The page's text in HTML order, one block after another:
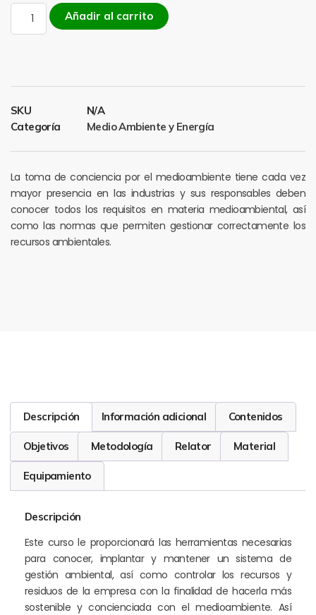
Añadir al carrito
SKU
N/A
Categoría
Medio Ambiente y Energía
La toma de conciencia por el medioambiente tiene cada vez
mayor presencia en las industrias y sus responsables deben
conocer todos los requisitos en materia medioambiental, así
como las normas que permiten gestionar correctamente los
recursos ambientales.
Descripción Información adicional Contenidos
Objetivos Metodología Relator Material
Equipamiento
Descripción
Este curso le proporcionará las herramientas necesarias
para conocer, implantar y mantener un sistema de
gestión ambiental, así como controlar los recursos y
residuos de la empresa con la finalidad de hacerla más
sostenible y concienciada con el medioambiente. Así